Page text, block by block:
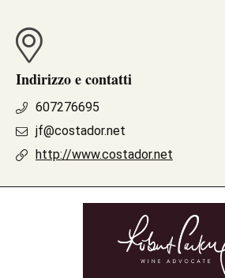
Indirizzo e contatti
607276695
jf@costador.net
http://www.costador.net